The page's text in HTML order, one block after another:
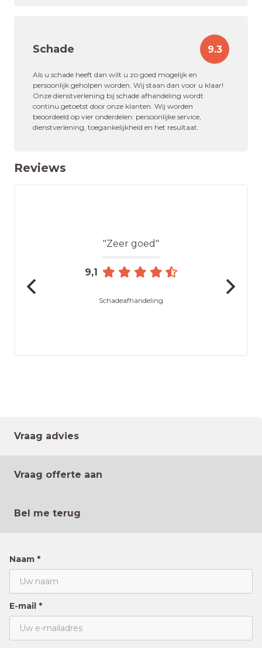
Schade 9.3
Als u schade heeft dan wilt u zo goed mogelijk en
persoonlijk geholpen worden. Wij staan dan voor u klaar!
Onze dienstverlening bij schade afhandeling wordt
continu getoetst door onze klanten. Wij worden
beoordeeld op vier onderdelen: persoonlijke service,
dienstverlening, toegankelijkheid en het resultaat.
Reviews
"Zeer goed"
9,1
Schadeafhandeling
Vraag advies
Vraag offerte aan
Bel me terug
Naam *
E-mail *